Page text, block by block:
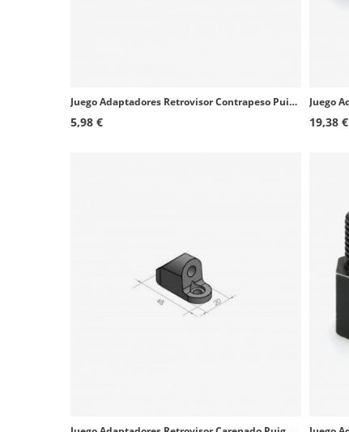
Juego Adaptadores Retrovisor Contrapeso Puig 21572Nx2 Vespa Primavera 50/125/150 (14-25), Primavera Elettrica (24-25)
5,98 € 19,38 €